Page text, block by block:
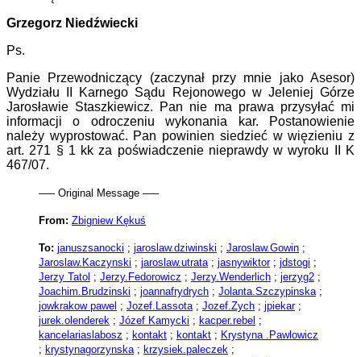
Grzegorz Niedźwiecki
Ps.
Panie Przewodniczący (zaczynał przy mnie jako Asesor)
Wydziału II Karnego Sądu Rejonowego w Jeleniej Górze
Jarosławie Staszkiewicz. Pan nie ma prawa przysyłać mi
informacji o odroczeniu wykonania kar. Postanowienie
należy wyprostować. Pan powinien siedzieć w więzieniu z
art. 271 § 1 kk za poświadczenie nieprawdy w wyroku II K
467/07.
—– Original Message —–
From: Zbigniew Kękuś
To: januszsanocki ; jaroslaw.dziwinski ; Jaroslaw.Gowin ;
Jaroslaw.Kaczynski ; jaroslaw.utrata; jasnywiktor; jdstogi ;
Jerzy Tatol ; Jerzy.Fedorowicz ; Jerzy.Wenderlich ; jerzyg2 ;
Joachim.Brudzinski ; joannafrydrych ; Jolanta.Szczypinska;
jowkrakow pawel ; Jozef.Lassota; Jozef.Zych ; jpiekar;
jurek.olenderek ; Józef Kamycki ; kacper.rebel ;
kancelariaslabosz ; kontakt ; kontakt ; Krystyna .Pawlowicz
; krystynagorzynska; krzysiek.paleczek ;